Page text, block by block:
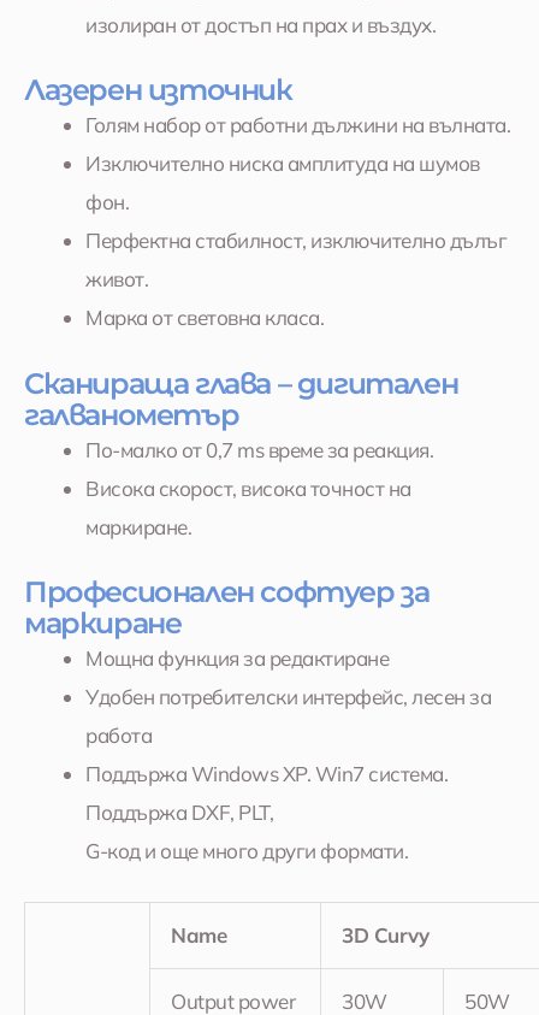
изолиран от достъп на прах и въздух.
Лазерен източник
Голям набор от работни дължини на вълната.
Изключително ниска амплитуда на шумов
фон.
Перфектна стабилност, изключително дълъг
живот.
Mарка от световна класа.
Сканираща глава – дигитален
галванометър
По-малко от 0,7 ms време за реакция.
Висока скорост, висока точност на
маркиране.
Професионален софтуер за
маркиране
Мощна функция за редактиране
Удобен потребителски интерфейс, лесен за
работа
Поддържа Windows XP. Win7 система.
Поддържа DXF, PLT,
G-код и още много други формати.
Name 3D Curvy
Output power 30W 50W